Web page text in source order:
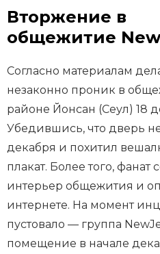
Вторжение в
общежитие
Согласно материалам
незаконно проник в
районе Йонсан (Сеул) 18
Убедившись, что дверь не
декабря и похитил
плакат. Более того, фанат
интерьер общежития и
интернете. На момент
пустовало — группа
помещение в начале